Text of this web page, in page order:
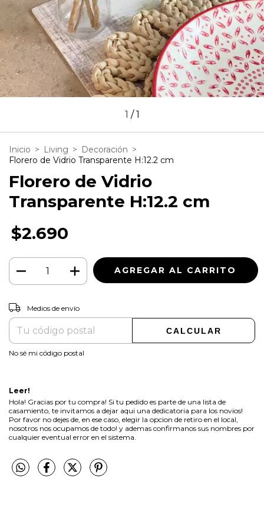
1 /1
Inicio > Living > Decoración >
Florero de Vidrio Transparente H:12.2 cm
Florero de Vidrio
Transparente H:12.2 cm
$2.690
Entregas para el CP:
Medios de envío
CALCULAR
No sé mi código postal
Leer!
Hola! Gracias por tu compra! Si tu pedido es parte de una lista de
casamiento, te invitamos a dejar aqui una dedicatoria para los novios!
Por favor no dejes de, en ese caso, elegir la opcion de retiro en el local,
nosotros nos ocupamos de todo! y ademas confirmanos sus nombres por
cualquier eventual error en el sistema.